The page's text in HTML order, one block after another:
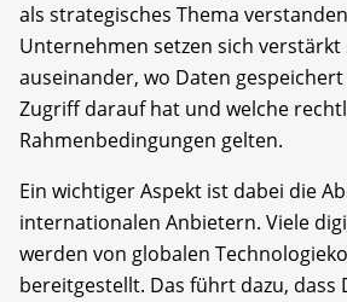
als strategisches Thema
Unternehmen setzen sich verstärkt
auseinander, wo Daten
Zugriff darauf hat und welche
Rahmenbedingungen gelten.
Ein wichtiger Aspekt ist dabei die
internationalen Anbietern. Viele
werden von globalen
bereitgestellt. Das führt dazu, dass